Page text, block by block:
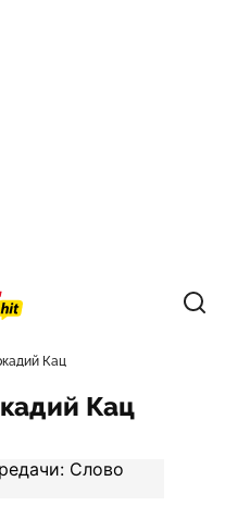
Кац
Кац